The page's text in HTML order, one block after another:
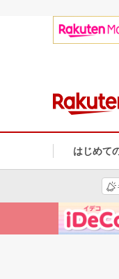
はじめて